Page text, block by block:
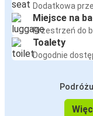
Dodatkowa
Miejsce na
Przestrzeń do
Toalety
Dogodnie